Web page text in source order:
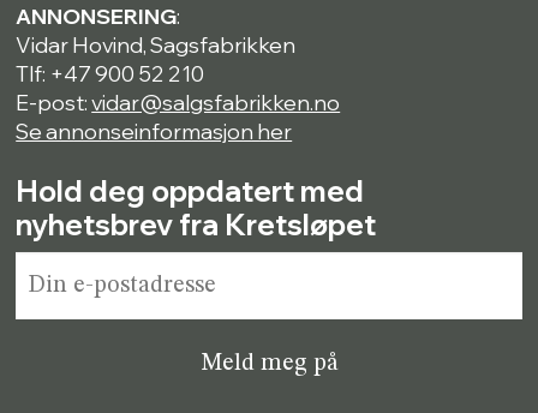
ANNONSERING:
Vidar Hovind, Sagsfabrikken
Tlf: +47 900 52 210
E-post:vidar@salgsfabrikken.no
Se annonseinformasjon her
Hold deg oppdatert med
nyhetsbrev fra Kretsløpet